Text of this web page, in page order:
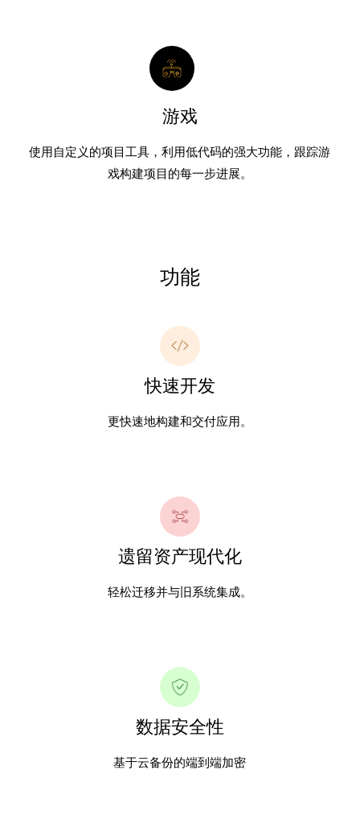
游戏
使用自定义的项目工具，利用低代码的强大功能，跟踪游
戏构建项目的每一步进展。
功能
快速开发
更快速地构建和交付应用。
遗留资产现代化
轻松迁移并与旧系统集成。
数据安全性
基于云备份的端到端加密